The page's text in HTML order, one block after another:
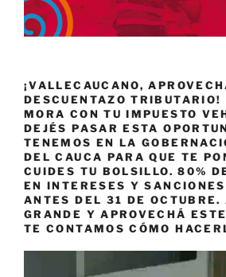
¡VALLECAUCANO,
DESCUENTAZO TRIBUTARIO!
MORA CON TU IMPUESTO
DEJÉS PASAR ESTA
TENEMOS EN LA
DEL CAUCA PARA QUE TE
CUIDES TU BOLSILLO. 80%
EN INTERESES Y SANCIONES
ANTES DEL 31 DE OCTUBRE.
GRANDE Y APROVECHÁ
TE CONTAMOS CÓMO